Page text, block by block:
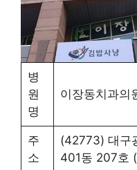
병
원
명
이장동치과의
주
소
(42773) 대구
401동 207호